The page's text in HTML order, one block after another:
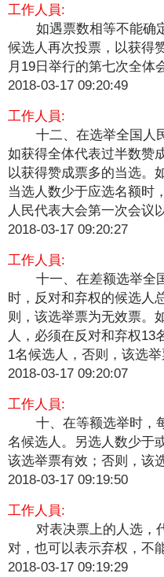
工作人員:
如遇票数相等不能确
候选人再次投票，以获得
月19日举行的第七次全体
2018-03-17 09:20:49
工作人員:
十二、在选举全国人
如获得全体代表过半数赞
以获得赞成票多的当选。
当选人数少于应选名额时
人民代表大会第一次会议
2018-03-17 09:20:27
工作人員:
十一、在差额选举全
时，反对和弃权的候选人
则，该选举票为无效票。
人，必须在反对和弃权13
1名候选人，否则，该选举
2018-03-17 09:20:07
工作人員:
十、在等额选举时，
名候选人。另选人数少于
该选举票有效；否则，该
2018-03-17 09:19:50
工作人員:
对表决票上的人选，
对，也可以表示弃权，不
2018-03-17 09:19:29